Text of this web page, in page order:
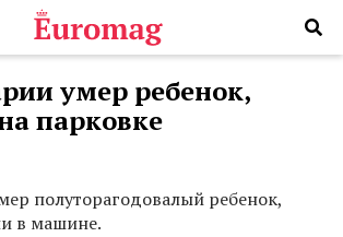
умер ребенок,
парковке
полуторагодовалый ребенок,
в машине.